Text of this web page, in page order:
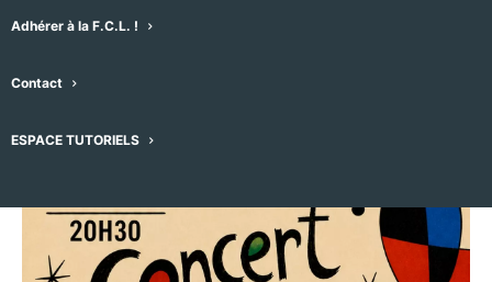
Adhérer à la F.C.L. !
Contact
ESPACE TUTORIELS